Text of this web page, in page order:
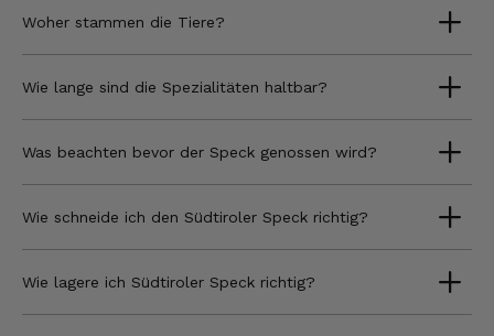
Woher stammen die Tiere?
Wie lange sind die Spezialitäten haltbar?
Was beachten bevor der Speck genossen wird?
Wie schneide ich den Südtiroler Speck richtig?
Wie lagere ich Südtiroler Speck richtig?